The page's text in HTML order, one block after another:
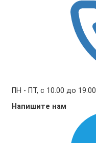
ПН - ПТ, с 10.00 до 19.00
Напишите нам